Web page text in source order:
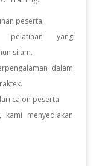
peserta.
pelatihan yang
silam.
dalam
calon peserta.
menyediakan